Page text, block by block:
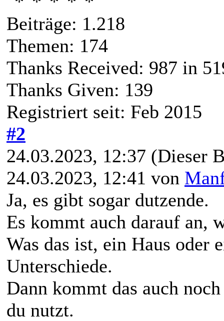
Beiträge: 1.218
Themen: 174
Thanks Received: 987 in
Thanks Given: 139
Registriert seit: Feb 2015
#2
24.03.2023, 12:37 (Dieser
24.03.2023, 12:41 von
Ja, es gibt sogar dutzende.
Es kommt auch darauf an,
Was das ist, ein Haus oder
Unterschiede.
Dann kommt das auch
du nutzt.